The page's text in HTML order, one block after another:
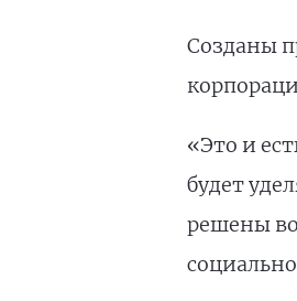
Созданы
«Это и
будет
решены